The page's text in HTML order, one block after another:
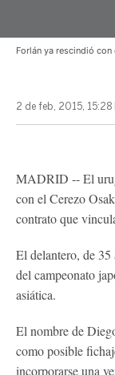
Forlán ya rescindió con
2 de feb, 2015, 15:28
MADRID -- El
con el Cerezo
contrato que
El delantero, de 35
del campeonato
asiática.
El nombre de
como posible
incorporarse una